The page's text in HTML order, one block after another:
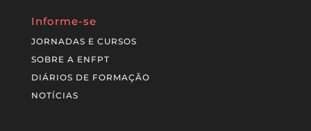
Informe-se
JORNADAS E CURSOS
SOBRE A ENFPT
DIÁRIOS DE FORMAÇÃO
NOTÍCIAS